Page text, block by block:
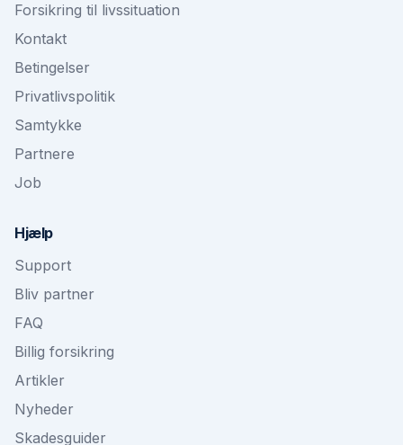
Forsikring til livssituation
Kontakt
Betingelser
Privatlivspolitik
Samtykke
Partnere
Job
Hjælp
Support
Bliv partner
FAQ
Billig forsikring
Artikler
Nyheder
Skadesguider